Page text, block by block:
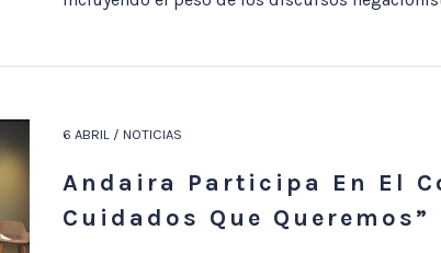
6 ABRIL / NOTICIAS
Andaira Participa En El
Cuidados Que Queremos”